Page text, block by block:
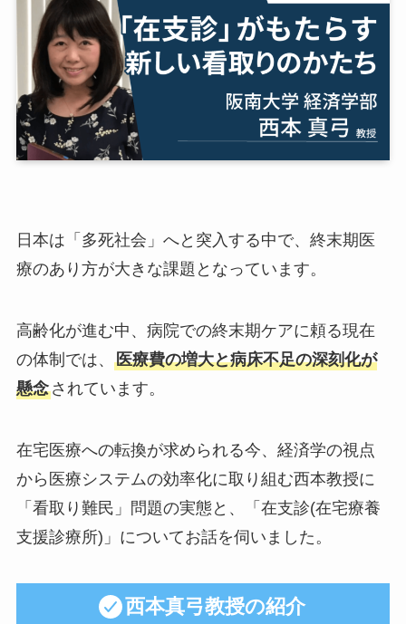
日本は「多死社会」へと突入する中で、終末期医
療のあり方が大きな課題となっています。
高齢化が進む中、病院での終末期ケアに頼る現在
の体制では、 医療費の増大と病床不足の深刻化が
懸念されています。
在宅医療への転換が求められる今、経済学の視点
から医療システムの効率化に取り組む西本教授に
「看取り難民」問題の実態と、「在支診(在宅療養
支援診療所)」についてお話を伺いました。
西本真弓教授の紹介